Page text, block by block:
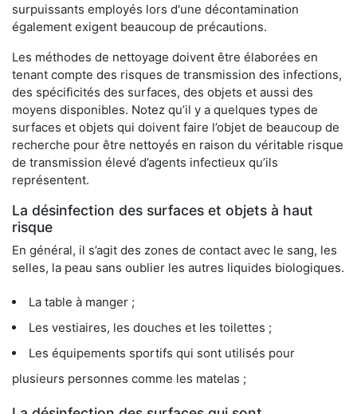
surpuissants employés lors d'une décontamination
également exigent beaucoup de précautions.
Les méthodes de nettoyage doivent être élaborées en
tenant compte des risques de transmission des infections,
des spécificités des surfaces, des objets et aussi des
moyens disponibles. Notez qu’il y a quelques types de
surfaces et objets qui doivent faire l’objet de beaucoup de
recherche pour être nettoyés en raison du véritable risque
de transmission élevé d’agents infectieux qu’ils
représentent.
La désinfection des surfaces et objets à haut
risque
En général, il s’agit des zones de contact avec le sang, les
selles, la peau sans oublier les autres liquides biologiques.
La table à manger ;
Les vestiaires, les douches et les toilettes ;
Les équipements sportifs qui sont utilisés pour
plusieurs personnes comme les matelas ;